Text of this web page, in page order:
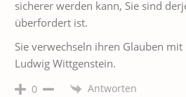
sicherer werden kann, Sie sind
überfordert ist.
Sie verwechseln ihren Glauben mit
Ludwig Wittgenstein.
0 Antworten